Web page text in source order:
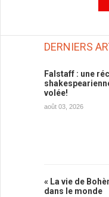
DERNIERS
Falstaff : une
volée!
août 03, 2026
« La vie de
dans le monde